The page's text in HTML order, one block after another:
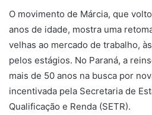
O movimento de Márcia, que
anos de idade, mostra uma
velhas ao mercado de trabalho,
pelos estágios. No Paraná, a
mais de 50 anos na busca por
incentivada pela Secretaria de
Qualificação e Renda (SETR).